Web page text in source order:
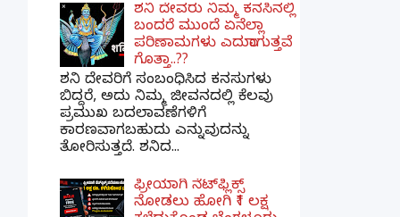
ಶನಿ ದೇವರು ನಿಮ್ಮ ಕನಸಿನಲ್ಲಿ
ಬಂದರೆ ಮುಂದೆ ಏನೆಲ್ಲಾ
ಪರಿಣಾಮಗಳು ಎದುರಾಗುತ್ತವೆ
ಗೊತ್ತಾ..??
ಶನಿ ದೇವರಿಗೆ ಸಂಬಂಧಿಸಿದ ಕನಸುಗಳು
ಬಿದ್ದರೆ, ಅದು ನಿಮ್ಮ ಜೀವನದಲ್ಲಿ ಕೆಲವು
ಪ್ರಮುಖ ಬದಲಾವಣೆಗಳಿಗೆ
ಕಾರಣವಾಗಬಹುದು ಎನ್ನುವುದನ್ನು
ತೋರಿಸುತ್ತದೆ. ಶನಿದ...
ಫ್ರೀಯಾಗಿ ನೆಟ್‌ಫ್ಲಿಕ್ಸ್
ನೋಡಲು ಹೋಗಿ ₹1 ಲಕ್ಷ